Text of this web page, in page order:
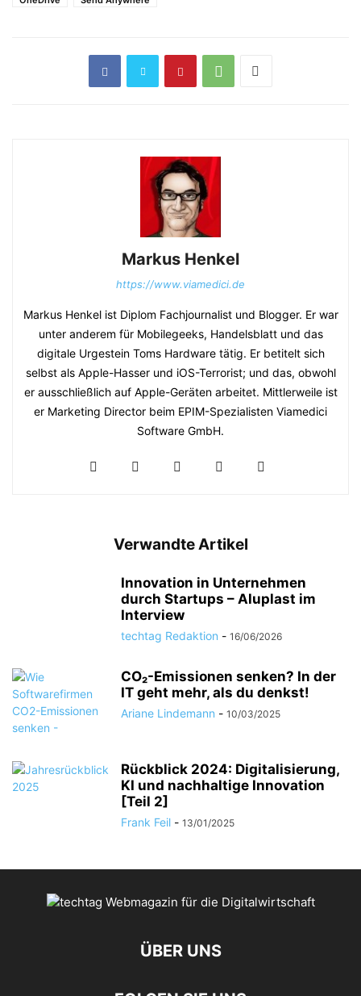
Markus Henkel
https://www.viamedici.de
Markus Henkel ist Diplom Fachjournalist und Blogger. Er war
unter anderem für Mobilegeeks, Handelsblatt und das
digitale Urgestein Toms Hardware tätig. Er betitelt sich
selbst als Apple-Hasser und iOS-Terrorist; und das, obwohl
er ausschließlich auf Apple-Geräten arbeitet. Mittlerweile ist
er Marketing Director beim EPIM-Spezialisten Viamedici
Software GmbH.
Verwandte Artikel
Innovation in Unternehmen
durch Startups – Aluplast im
Interview
techtag Redaktion - 16/06/2026
CO₂-Emissionen senken? In der
IT geht mehr, als du denkst!
Ariane Lindemann - 10/03/2025
Rückblick 2024: Digitalisierung,
KI und nachhaltige Innovation
[Teil 2]
Frank Feil - 13/01/2025
ÜBER UNS